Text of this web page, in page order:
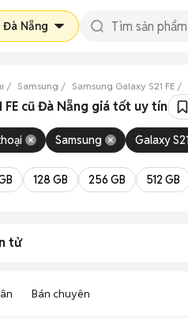
Đà Nẵng
Samsung Samsung Galaxy S21 FE
FE cũ Đà Nẵng giá tốt uy tín
Samsung Galaxy
128 GB 256 GB 512 GB
tử
Bán chuyên